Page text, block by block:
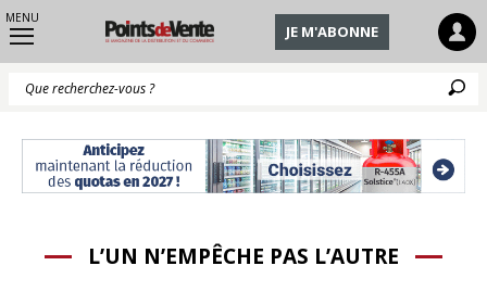
MENU
JE M'ABONNE
L’UN N’EMPÊCHE PAS L’AUTRE